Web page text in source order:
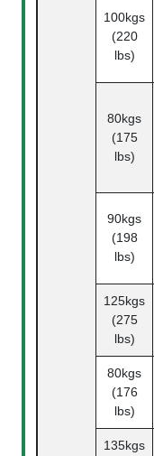
100kgs
(220
lbs)
80kgs
(175
lbs)
90kgs
(198
lbs)
125kgs
(275
lbs)
80kgs
(176
lbs)
135kgs